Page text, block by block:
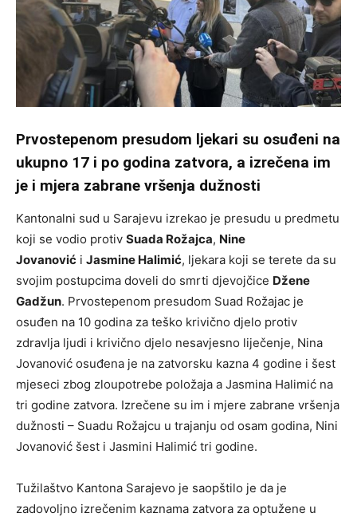
Prvostepenom presudom ljekari su osuđeni na
ukupno 17 i po godina zatvora, a izrečena im
je i mjera zabrane vršenja dužnosti
Kantonalni sud u Sarajevu izrekao je presudu u predmetu
koji se vodio protiv Suada Rožajca, Nine
Jovanović i Jasmine Halimić, ljekara koji se terete da su
svojim postupcima doveli do smrti djevojčice Džene
Gadžun. Prvostepenom presudom Suad Rožajac je
osuđen na 10 godina za teško krivično djelo protiv
zdravlja ljudi i krivično djelo nesavjesno liječenje, Nina
Jovanović osuđena je na zatvorsku kazna 4 godine i šest
mjeseci zbog zloupotrebe položaja a Jasmina Halimić na
tri godine zatvora. Izrečene su im i mjere zabrane vršenja
dužnosti – Suadu Rožajcu u trajanju od osam godina, Nini
Jovanović šest i Jasmini Halimić tri godine.
Tužilaštvo Kantona Sarajevo je saopštilo je da je
zadovoljno izrečenim kaznama zatvora za optužene u